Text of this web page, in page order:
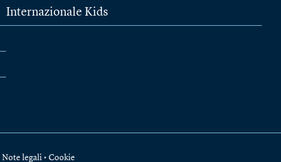
Internazionale Kids
Note legali • Cookie